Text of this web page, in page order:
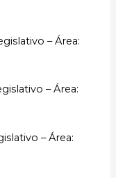
– Área:
– Área:
– Área: